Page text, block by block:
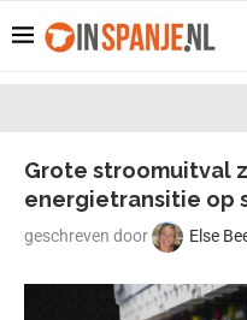
Grote stroomuitval
energietransitie op
geschreven door Else